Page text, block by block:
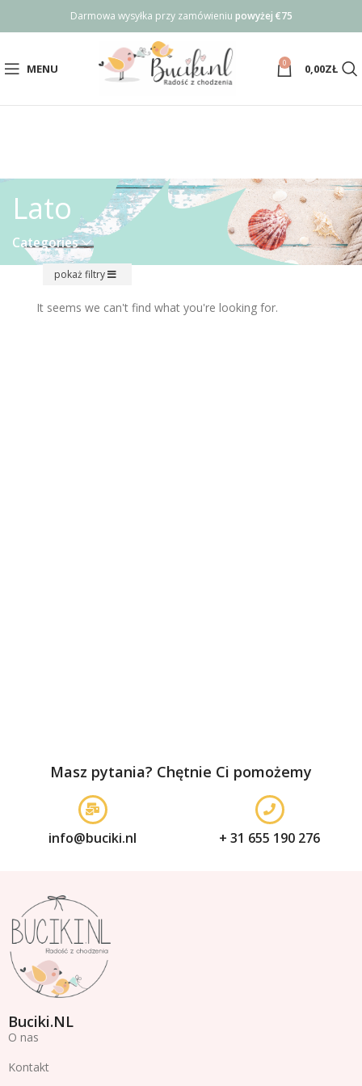
Darmowa wysyłka przy zamówieniu powyżej €75
MENU 0 0,00ZŁ
Lato
Categories
pokaż filtry
It seems we can't find what you're looking for.
Masz pytania? Chętnie Ci pomożemy
info@buciki.nl + 31 655 190 276
Buciki.NL
O nas
Kontakt